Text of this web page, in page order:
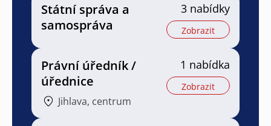
Státní správa a
samospráva
3 nabídky
Zobrazit
Právní úředník /
úřednice
Jihlava, centrum
1 nabídka
Zobrazit